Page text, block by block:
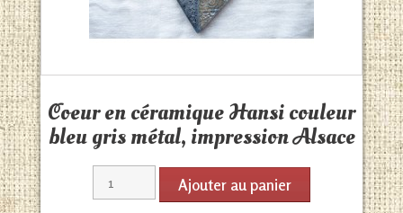
Coeur en céramique Hansi couleur
bleu gris métal, impression Alsace
Ajouter au panier